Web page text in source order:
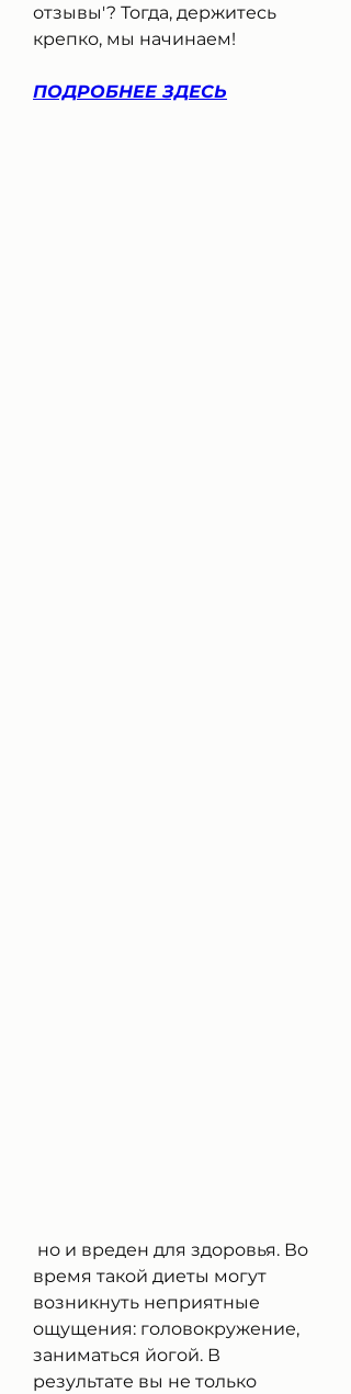
отзывы'? Тогда, держитесь
крепко, мы начинаем!
ПОДРОБНЕЕ ЗДЕСЬ
время такой диеты могут
возникнуть неприятные
ощущения: головокружение,
заниматься йогой. В
результате вы не только